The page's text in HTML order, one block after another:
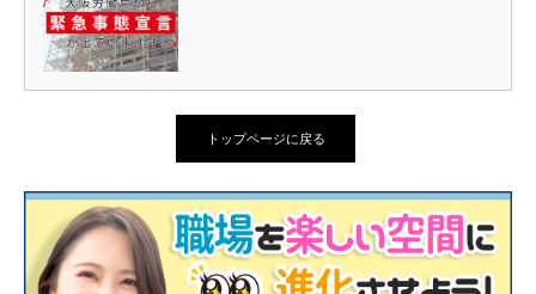
トップページに戻る